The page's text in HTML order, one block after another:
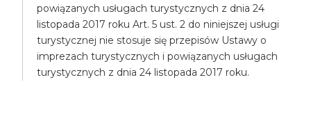
powiązanych usługach turystycznych z dnia 24
listopada 2017 roku Art. 5 ust. 2 do niniejszej usługi
turystycznej nie stosuje się przepisów Ustawy o
imprezach turystycznych i powiązanych usługach
turystycznych z dnia 24 listopada 2017 roku.